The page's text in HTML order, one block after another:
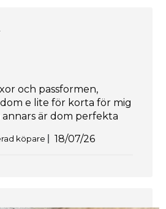
och passformen,
e lite för korta för mig
annars är dom perfekta
köpare 18/07/26